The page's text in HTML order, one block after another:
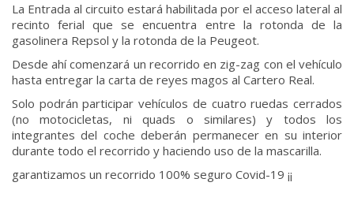
La Entrada al circuito estará habilitada por el acceso lateral al
recinto ferial que se encuentra entre la rotonda de la
gasolinera Repsol y la rotonda de la Peugeot.
Desde ahí comenzará un recorrido en zig-zag con el vehículo
hasta entregar la carta de reyes magos al Cartero Real.
Solo podrán participar vehículos de cuatro ruedas cerrados
(no motocicletas, ni quads o similares) y todos los
integrantes del coche deberán permanecer en su interior
durante todo el recorrido y haciendo uso de la mascarilla.
garantizamos un recorrido 100% seguro Covid-19 ¡¡